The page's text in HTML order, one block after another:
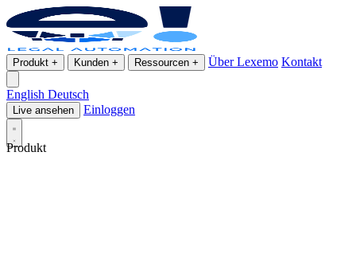
Produkt + Kunden + Ressourcen + Über Lexemo Kontakt
English Deutsch
Live ansehen Einloggen
Produkt